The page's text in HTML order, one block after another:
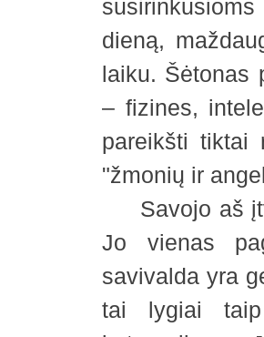
dieną,
laiku. Šėtonas
– fizines,
pareikšti tiktai
"žmonių ir
Savojo aš
Jo vienas
savivalda yra
tai lygiai